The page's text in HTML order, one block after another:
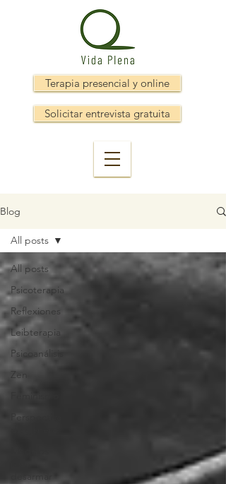
Terapia presencial y online
Solicitar entrevista gratuita
Blog
All posts
Psicoterapia
Reflexiones
Leibterapia
Psicoanálisis
Zen
Perspectiva
desarmar
All posts